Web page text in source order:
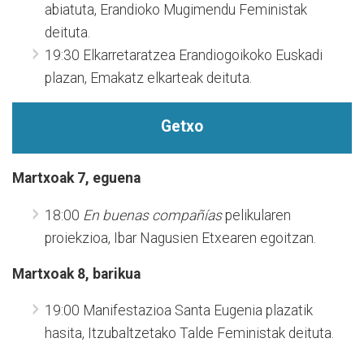
abiatuta, Erandioko Mugimendu Feministak
deituta.
19:30 Elkarretaratzea Erandiogoikoko Euskadi
plazan, Emakatz elkarteak deituta.
Getxo
Martxoak 7, eguena
18:00 En buenas compañíaspelikularen
proiekzioa, Ibar Nagusien Etxearen egoitzan.
Martxoak 8, barikua
19:00 Manifestazioa Santa Eugenia plazatik
hasita, Itzubaltzetako Talde Feministak deituta.